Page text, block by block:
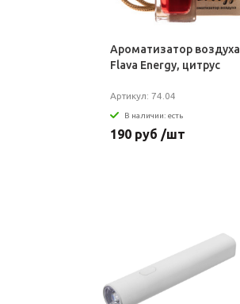
Ароматизатор воздуха
Flava Energy, цитрус
Артикул: 74.04
В наличии: есть
190 руб /шт